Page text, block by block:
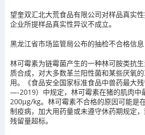
望奎双汇北大荒食品有限公司对样品真实
企业所提样品真实性异议不成立。
黑龙江省市场监管局公布的抽检不合格信息
林可霉素为链霉菌产生的一种林可胺类抗
质合成，对大多数革兰阳性菌和某些厌氧
用。《食品安全国家标准食品中兽药最大
—-2019）中规定，林可霉素在猪的肌肉中
200µg/kg。林可霉素不合格的原因可能是
制疫病，加大用药量或未遵守休药期规定
残留量超标。